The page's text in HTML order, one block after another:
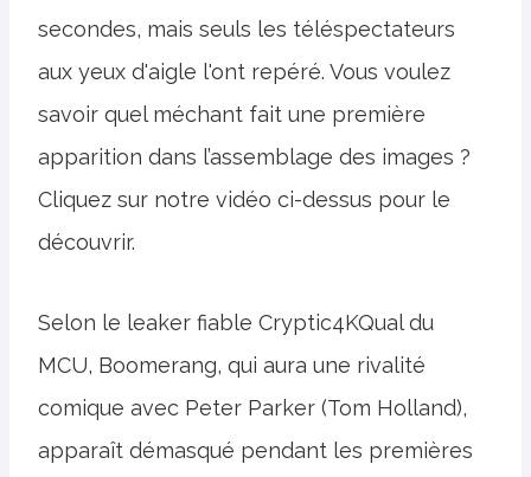
secondes, mais seuls les téléspectateurs
aux yeux d'aigle l'ont repéré. Vous voulez
savoir quel méchant fait une première
apparition dans l’assemblage des images ?
Cliquez sur notre vidéo ci-dessus pour le
découvrir.
Selon le leaker fiable Cryptic4KQual du
MCU, Boomerang, qui aura une rivalité
comique avec Peter Parker (Tom Holland),
apparaît démasqué pendant les premières